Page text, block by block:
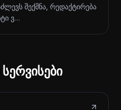
შექმნა, რედაქტირება
ვ…